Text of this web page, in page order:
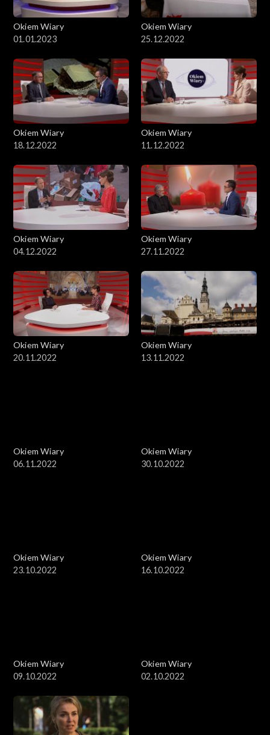
Okiem Wiary
01.01.2023
Okiem Wiary
25.12.2022
Okiem Wiary
18.12.2022
Okiem Wiary
11.12.2022
Okiem Wiary
04.12.2022
Okiem Wiary
27.11.2022
Okiem Wiary
20.11.2022
Okiem Wiary
13.11.2022
Okiem Wiary
06.11.2022
Okiem Wiary
30.10.2022
Okiem Wiary
23.10.2022
Okiem Wiary
16.10.2022
Okiem Wiary
09.10.2022
Okiem Wiary
02.10.2022